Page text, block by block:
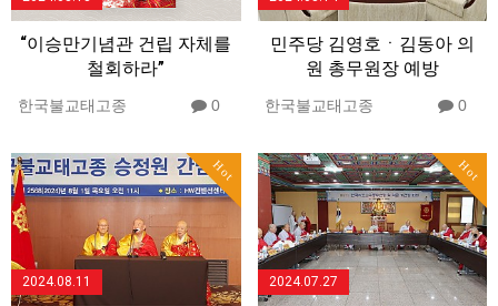
“이승만기념관 건립 자체를
철회하라”
한국불교태고종 0
민주당 김영호ㆍ김동아 의
원 총무원장 예방
한국불교태고종 0
Hot
2024.08.11
Hot
2024.07.27